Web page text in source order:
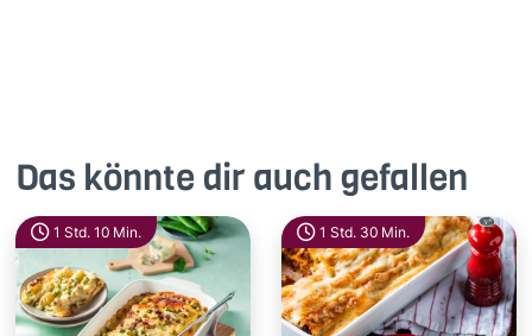
Das könnte dir auch gefallen
1 Std. 10 Min. 1 Std. 30 Min.